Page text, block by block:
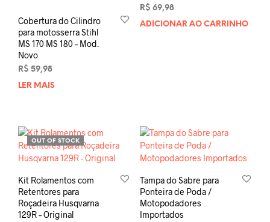
Cobertura do Cilindro
para motosserra Stihl
MS 170 MS 180 – Mod.
Novo
R$ 59,98
LER MAIS
R$ 69,98
ADICIONAR AO CARRINHO
OUT OF STOCK
Kit Rolamentos com
Retentores para
Roçadeira Husqvarna
129R – Original
Tampa do Sabre para
Ponteira de Poda /
Motopodadores
Importados